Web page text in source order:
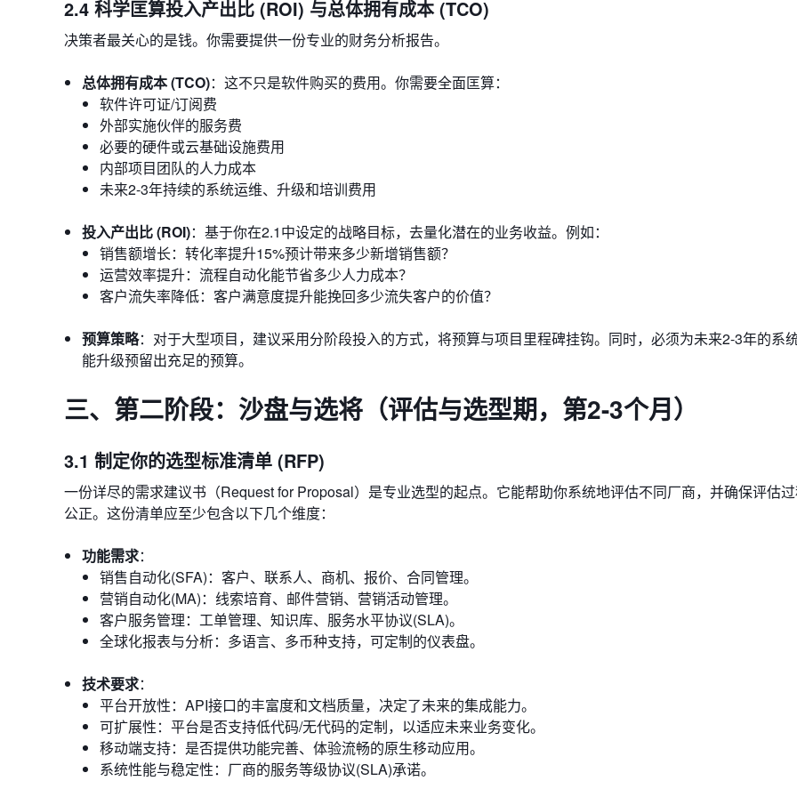
2.4 科学匡算投入产出比 (ROI) 与总体拥有成本 (TCO)
决策者最关心的是钱。你需要提供一份专业的财务分析报告。
总体拥有成本 (TCO)：这不只是软件购买的费用。你需要全面匡算：
软件许可证/订阅费
外部实施伙伴的服务费
必要的硬件或云基础设施费用
内部项目团队的人力成本
未来2-3年持续的系统运维、升级和培训费用
投入产出比 (ROI)：基于你在2.1中设定的战略目标，去量化潜在的业务收益。例如：
销售额增长：转化率提升15%预计带来多少新增销售额？
运营效率提升：流程自动化能节省多少人力成本？
客户流失率降低：客户满意度提升能挽回多少流失客户的价值？
预算策略：对于大型项目，建议采用分阶段投入的方式，将预算与项目里程碑挂钩。同时，必须为未来2-3年的系
能升级预留出充足的预算。
三、第二阶段：沙盘与选将（评估与选型期，第2-3个月）
3.1 制定你的选型标准清单 (RFP)
一份详尽的需求建议书（Request for Proposal）是专业选型的起点。它能帮助你系统地评估不同厂商，并确保评估
公正。这份清单应至少包含以下几个维度：
功能需求：
销售自动化(SFA)：客户、联系人、商机、报价、合同管理。
营销自动化(MA)：线索培育、邮件营销、营销活动管理。
客户服务管理：工单管理、知识库、服务水平协议(SLA)。
全球化报表与分析：多语言、多币种支持，可定制的仪表盘。
技术要求：
平台开放性：API接口的丰富度和文档质量，决定了未来的集成能力。
可扩展性：平台是否支持低代码/无代码的定制，以适应未来业务变化。
移动端支持：是否提供功能完善、体验流畅的原生移动应用。
系统性能与稳定性：厂商的服务等级协议(SLA)承诺。